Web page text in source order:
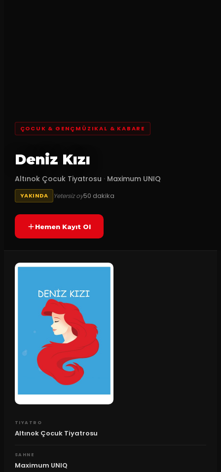
ÇOCUK & GENÇMÜZIKAL & KABARE
Deniz Kızı
Altınok Çocuk Tiyatrosu · Maximum UNIQ
YAKINDA Yetersiz oy50 dakika
Hemen Kayıt Ol
TIYATRO
Altınok Çocuk Tiyatrosu
SAHNE
Maximum UNIQ